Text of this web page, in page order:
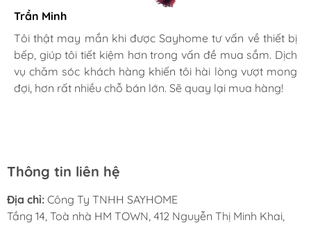
sinh.
Công nghệ điều khiển thông minh: Hỗ
trợ điều khiển cử chỉ và điều khiển từ xa
Gia đình bác sĩ X.A
Mình rất mê cách nhân viên tư vấn, chăm sóc khách tận
tình, chu đáo tại Sayhome. Mình đã mua 2 máy rửa bát
cho mình và bố mẹ chồng,chất lượng ổn định. Ở đây có
Trần Minh
Tôi thật may mắn khi được Sayhome tư vấn về thiết bị
bếp, giúp tôi tiết kiệm hơn trong vấn đề mua sắm. Dịch
vụ chăm sóc khách hàng khiến tôi hài lòng vượt mong
đợi, hơn rất nhiều chỗ bán lớn. Sẽ quay lại mua hàng!
Thông tin liên hệ
Địa chỉ: Công Ty TNHH SAYHOME
Tầng 14, Toà nhà HM TOWN, 412 Nguyễn Thị Minh Khai,